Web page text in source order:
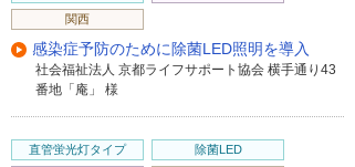
関西
感染症予防のために除菌LED照明を導入
社会福祉法人 京都ライフサポート協会 横手通り43
番地「庵」 様
直管蛍光灯タイプ
除菌LED